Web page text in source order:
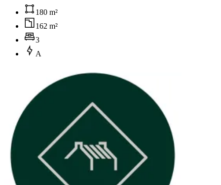
180 m²
162 m²
3
A